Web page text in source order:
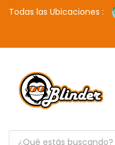
Todas las Ubicaciones :